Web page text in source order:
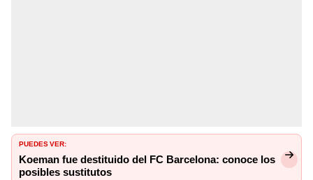
PUEDES VER:
Koeman fue destituido del FC Barcelona: conoce los
posibles sustitutos